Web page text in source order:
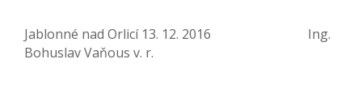
Jablonné nad Orlicí 13. 12. 2016 Ing.
Bohuslav Vaňous v. r.